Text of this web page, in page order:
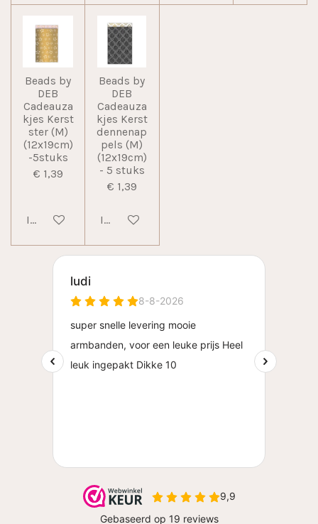
Beads by
DEB
Cadeauza
kjes Kerst
ster (M)
(12x19cm)
-5stuks
€ 1,39
In winkelwagen
Beads by
DEB
Cadeauza
kjes Kerst
dennenap
pels (M)
(12x19cm)
- 5 stuks
€ 1,39
In winkelwagen